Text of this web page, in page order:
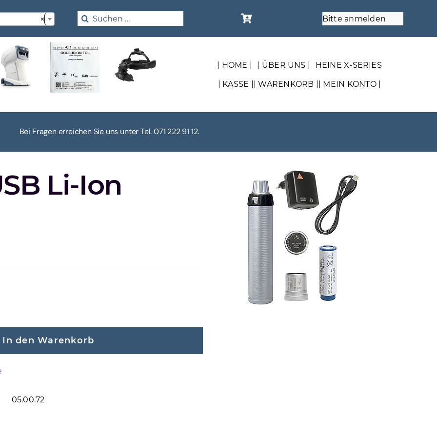
×
Search
Bitte anmelden
| HOME | | ÜBER UNS | HEINE X-SERIES
| KASSE | | WARENKORB | | MEIN KONTO |
Bei Fragen erreichen Sie uns unter Tel. 071 222 91 12.
Li-Ion
In den Warenkorb
05.00.72